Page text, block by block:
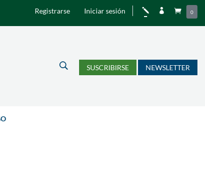
Registrarse Iniciar sesión j   0
U SUSCRIBIRSE NEWSLETTER